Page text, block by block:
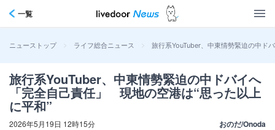
一覧
ニューストップ > ライフ総合ニュース > 旅行系YouTuber、中東情勢緊迫の中ド
旅行系YouTuber、中東情勢緊迫の中ドバイへ
「完全自己責任」 現地の空港は“思った以上
に平和”
2026年5月19日 12時15分 おのだ/Onoda